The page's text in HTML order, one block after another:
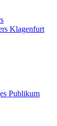
Klagenfurt
Publikum